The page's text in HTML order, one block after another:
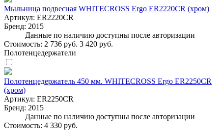
Мыльница подвесная WHITECROSS Ergo ER2220CR (хром)
Артикул: ER2220CR
Бренд: 2015
Данные по наличию доступны после авторизации
Стоимость: 2 736 руб. 3 420 руб.
Полотенцедержатели
Полотенцедержатель 450 мм. WHITECROSS Ergo ER2250CR
(хром)
Артикул: ER2250CR
Бренд: 2015
Данные по наличию доступны после авторизации
Стоимость: 4 330 руб.